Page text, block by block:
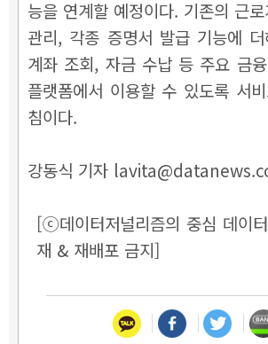
능을 연계할 예정이다. 기존의 근
관리, 각종 증명서 발급 기능에
계좌 조회, 자금 수납 등 주요 금
플랫폼에서 이용할 수 있도록 서
침이다.
강동식 기자
[ⓒ데이터저널리즘의 중심 데이
재 & 재배포 금지]